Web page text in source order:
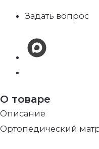
Задать вопрос
О товаре
Описание
Ортопедический